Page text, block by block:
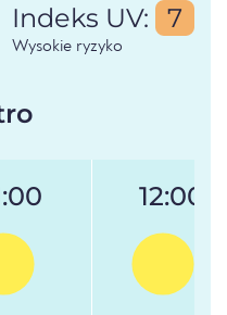
Indeks UV: 7
Wysokie ryzyko
12:00